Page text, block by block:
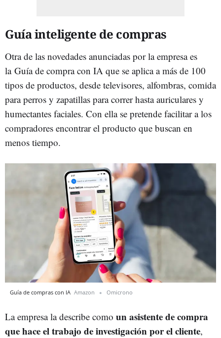
Guía inteligente de compras
Otra de las novedades anunciadas por la empresa es
la Guía de compra con IA que se aplica a más de 100
tipos de productos, desde televisores, alfombras, comida
para perros y zapatillas para correr hasta auriculares y
humectantes faciales. Con ella se pretende facilitar a los
compradores encontrar el producto que buscan en
menos tiempo.
Guía de compras con IA Amazon Omicrono
La empresa la describe como un asistente de compra
que hace el trabajo de investigación por el cliente,